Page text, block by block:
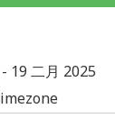
- 19 二月 2025